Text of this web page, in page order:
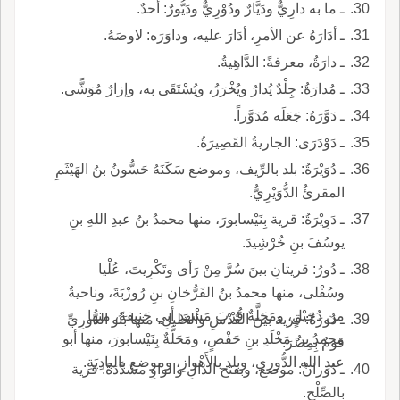
ـ ما به دارِيٌّ ودَيَّارٌ ودُوْرِيٌّ ودَيُّورٌ: أحدٌ.
ـ أدَارَهُ عن الأمرِ، أدَارَ عليه، وداوَرَه: لاوصَهُ.
ـ دارَةُ، معرفةً: الدَّاهِيةُ.
ـ مُدارَةُ: جِلْدٌ يُدارُ ويُخْرَزُ، ويُسْتَقَى به، وإزارٌ مُوَشًّى.
ـ دَوَّرَهُ: جَعَلَه مُدَوَّراً.
ـ دَوْدَرَى: الجاريةُ القَصِيرَةُ.
ـ دُوَيْرَةُ: بلد بالرِّيف، وموضع سَكَنَهُ حَسُّونُ بنُ الهَيْثَمِ
المقرئُ الدُّوَيْرِيُّ.
ـ دَوِيْرَةُ: قرية بِنَيْسابورَ، منها محمدُ بنُ عبدِ اللهِ بنِ
يوسُفَ بنِ خُرْشِيدَ.
ـ دُورُ: قريتانِ بينَ سُرَّ مِنْ رَأى وتَكْرِيتَ، عُلْيا
وسُفْلى، منها محمدُ بنُ الفَرُّخانِ بنِ رُوزْبَةَ، وناحيةٌ
من دُجَيْلٍ، ومَحَلَّةٌ قُرْبَ مَشْهدِ أبي حَنيفةَ، منها
محمدُ بنُ مَخْلَدِ بنِ حَفْصٍ، ومَحَلَّةٌ بِنَيْسابورَ، منها أبو
عبدِ الله الدُّورِي، وبلد بالأَهْوازِ، وموضع بالبادِيَةِ.
ـ دُورَةُ: قرية بينَ القُدْسِ والخَليلِ، منها بَنُو الدُّورِيِّ
قومٌ بِمِصْرَ.
ـ دُورانُ: موضع، وبفتح الدالِ والواوِ مشَدَّدَةً: قرية
بالصِّلْحِ.